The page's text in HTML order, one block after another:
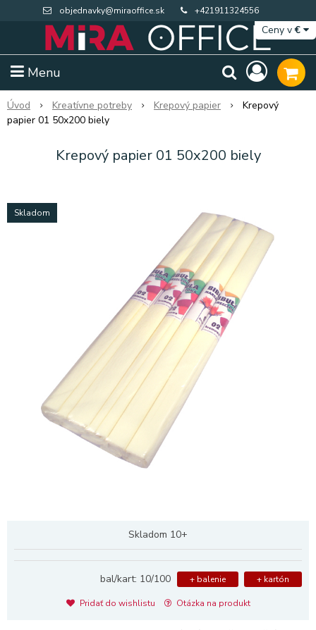
objednavky@miraoffice.sk +421911324556
Menu
Ceny v€
Výpredaj BTS
Úvod Kreatívne potreby Krepový papier
Krepový
papier 01 50x200 biely
Krepový papier 01 50x200 biely
Skladom
Skladom 10+
bal/kart: 10/100 + balenie + kartón
Pridať do wishlistu Otázka na produkt